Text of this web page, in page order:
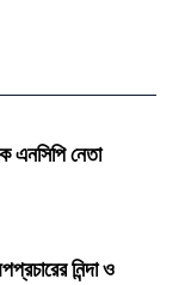
এনসিপি নেতা
নিন্দা ও